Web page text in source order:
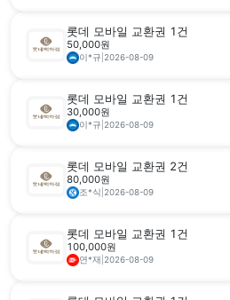
롯데 모바일 교환권 1건
50,000원
이*규 2026-08-09
롯데 모바일 교환권 1건
30,000원
이*규 2026-08-09
롯데 모바일 교환권 2건
80,000원
조*식 2026-08-09
롯데 모바일 교환권 1건
100,000원
연*재 2026-08-09